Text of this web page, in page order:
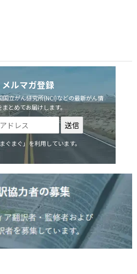
メルマガ登録
国立がん研究所(NCI)などの最新がん情
まとめてお届けします。
ぐまぐ」を利用しています。